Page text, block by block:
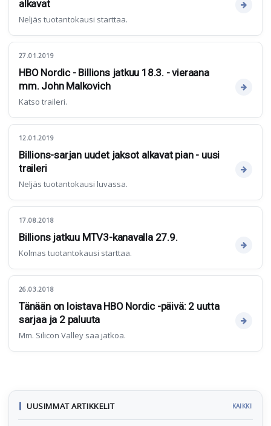
alkavat
Neljäs tuotantokausi starttaa.
27.01.2019
HBO Nordic - Billions jatkuu 18.3. - vieraana
mm. John Malkovich
Katso traileri.
12.01.2019
Billions-sarjan uudet jaksot alkavat pian - uusi
traileri
Neljäs tuotantokausi luvassa.
17.08.2018
Billions jatkuu MTV3-kanavalla 27.9.
Kolmas tuotantokausi starttaa.
26.03.2018
Tänään on loistava HBO Nordic -päivä: 2 uutta
sarjaa ja 2 paluuta
Mm. Silicon Valley saa jatkoa.
UUSIMMAT ARTIKKELIT KAIKKI